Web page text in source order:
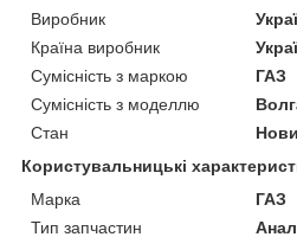
Виробник
Країна виробник
Сумісність з маркою
ГАЗ
Сумісність з моделлю
Стан
Користувальницькі
Марка
ГАЗ
Тип запчастин